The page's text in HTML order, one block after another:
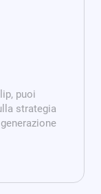
puoi
strategia